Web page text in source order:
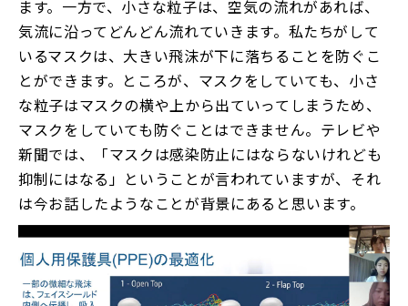
ます。一方で、小さな粒子は、空気の流れがあれば、
気流に沿ってどんどん流れていきます。私たちがして
いるマスクは、大きい飛沫が下に落ちることを防ぐこ
とができます。ところが、マスクをしていても、小さ
な粒子はマスクの横や上から出ていってしまうため、
マスクをしていても防ぐことはできません。テレビや
新聞では、「マスクは感染防止にはならないけれども
抑制にはなる」ということが言われていますが、それ
は今お話したようなことが背景にあると思います。